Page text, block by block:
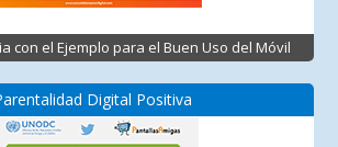
con el Ejemplo para el Buen Uso del Móvil
Digital Positiva